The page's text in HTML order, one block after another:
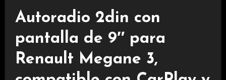
Autoradio 2din con
pantalla de 9″ para
Renault Megane 3,